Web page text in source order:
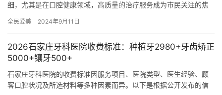
细，尤其是在口腔健康领域，高质量的治疗服务成为市民关注的焦
仅涵盖…
全民爱美 2024年9月11日
2026石家庄牙科医院收费标准：种植牙2980+牙齿矫正
5000+镶牙500+
石家庄牙科医院的收费标准因服务项目、医院类型、医生经验、顾
客口腔状况及所选材料等多种因素而异。以下是根据公开发布的信